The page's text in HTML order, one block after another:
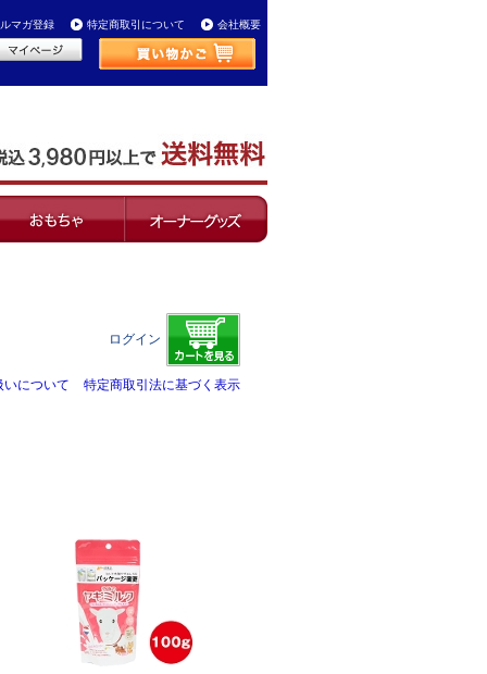
マガ登録 特定商取引について 会社概要
ログイン
いについて 特定商取引法に基づく表示